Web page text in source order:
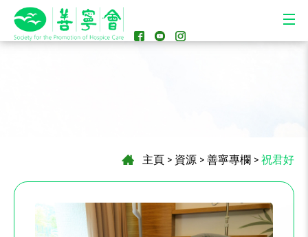
主頁 > 資源 > 善寧專欄 > 祝君好